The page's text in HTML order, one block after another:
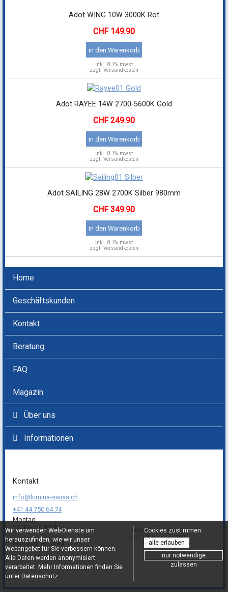
Adot WING 10W 3000K Rot
149.90
in den Warenkorb
inkl. 8.1% mwst
zzgl. Versandkosten
Adot RAYEE 14W 2700-5600K Gold
249.90
in den Warenkorb
inkl. 8.1% mwst
zzgl. Versandkosten
Adot SAILING 28W 2700K Silber 980mm
349.90
in den Warenkorb
inkl. 8.1% mwst
zzgl. Versandkosten
Home
Geschäftskunden
Kontakt
Beratung
FAQ
Magazin
Über uns
Informationen
Kontakt
info@lumina-swiss.ch
+41 44 750 64 74
Montag
14:00 - 17:00 Uhr
Dienstag - Freitag
09:00 - 11:00 Uhr
14:00 - 17:00 Uhr
https://lumina-swiss.ch
4.82 / 5.00 basiert auf 1905
Bewertungen
Wir verwenden Web-Dienste um
herauszufinden, wie wir unser
Webangebot für Sie verbessern können.
Alle Daten werden anonymisiert
verarbeitet. Mehr Informationen finden Sie
unter Datenschutz.
Cookies zustimmen:
alle erlauben
nur notwendige
zulassen